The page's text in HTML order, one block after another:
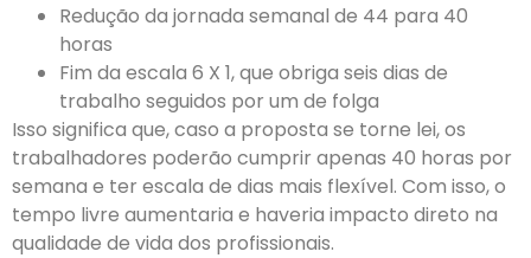
Redução da jornada semanal de 44 para 40
horas
Fim da escala 6 X 1, que obriga seis dias de
trabalho seguidos por um de folga
Isso significa que, caso a proposta se torne lei, os
trabalhadores poderão cumprir apenas 40 horas por
semana e ter escala de dias mais flexível. Com isso, o
tempo livre aumentaria e haveria impacto direto na
qualidade de vida dos profissionais.